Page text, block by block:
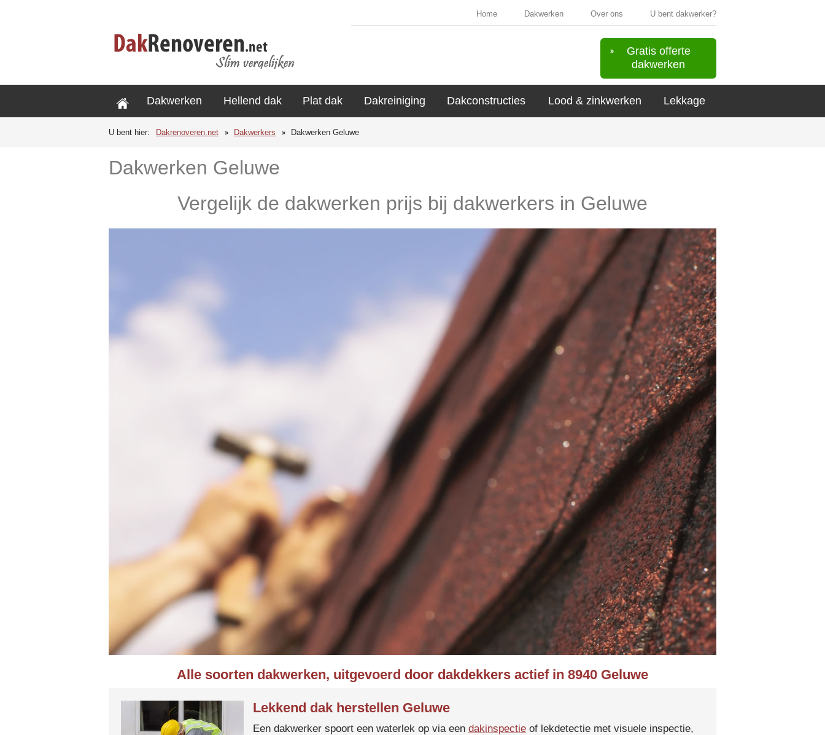
Home Dakwerken Over ons U bent dakwerker?
Gratis offerte
dakwerken
Dakwerken Hellend dak Plat dak Dakreiniging Dakconstructies Lood & zinkwerken Lekkage
U bent hier: Dakrenoveren.net Dakwerkers Dakwerken Geluwe
Dakwerken Geluwe
Vergelijk de dakwerken prijs bij dakwerkers in Geluwe
Alle soorten dakwerken, uitgevoerd door dakdekkers actief in 8940 Geluwe
Lekkend dak herstellen Geluwe
Een dakwerker spoort een waterlek op via een dakinspectie of lekdetectie met visuele inspectie,